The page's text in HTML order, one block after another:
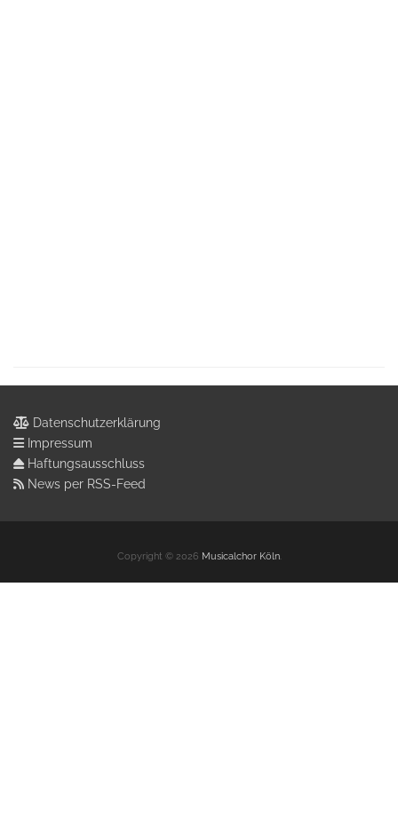
Datenschutzerklärung
Impressum
Haftungsausschluss
News per RSS-Feed
Copyright © 2026 Musicalchor Köln.